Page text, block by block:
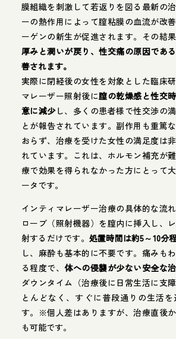
膜組織を刺激して若返りを図る最新の
ーの熱作用によって膣粘膜の血流が改
ーゲンの新生が促進されます。その結
厚みと潤いが戻り、性交痛の原因であ
善されます。
実際に閉経後の女性を対象とした臨床
マレーザー照射後に膣の乾燥感と性交
意に減少し、多くの患者様で性交渉の
とが報告されています。副作用も重篤
おらず、治療を受けた女性の満足度は
れています。これは、ホルモン補充が
療で効果を得られなかった方にとって
ータです。
インティマレーザー治療の具体的な流
ローブ（照射機器）を膣内に挿入し、
射するだけです。 処置時間は約5～10分
し、麻酔も基本的に不要です。痛みも
る程度で、体への侵襲が少ない安全な
ダウンタイム（治療後に日常生活に支
とんどなく、すぐに普段通りの生活
す。※個人差はありますが、治療直後
も可能です。